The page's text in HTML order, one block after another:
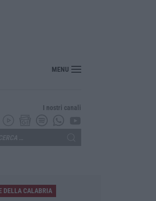
i controlli alle frontiere»
MENU
I nostri canali
DELLA CALABRIA